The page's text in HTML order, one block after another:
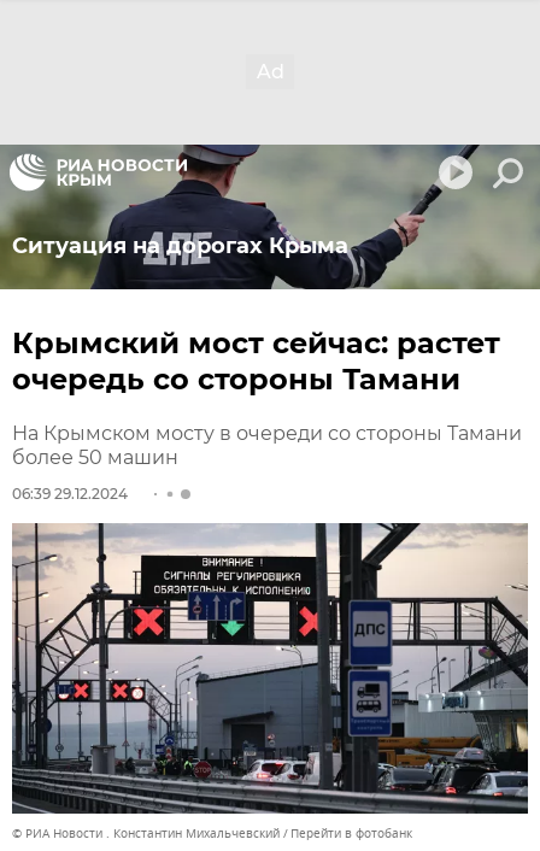
Ситуация на дорогах Крыма
Крымский мост сейчас: растет
очередь со стороны Тамани
На Крымском мосту в очереди со стороны Тамани
более 50 машин
06:39 29.12.2024
© РИА Новости . Константин Михальчевский Перейти в фотобанк